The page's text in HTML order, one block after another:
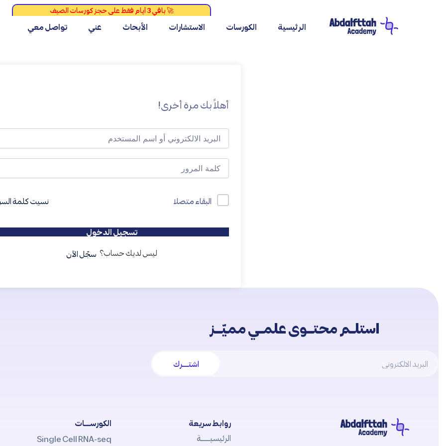
الرئيسية الكورسات الاستشارات الأبحاث عني تواصل معي
أهلاً بك مرة أخرى!
البقاء متصلا نسيت كلمة
تسجيل الدخول
ليس لديك حساب؟ سجّل الآن
استلــم محتـــوى علمــي مميّـــز
اشتــــرك
روابط سريعة
الرئيسيــــــة
الكورســــات
Single Cell RNA-seq